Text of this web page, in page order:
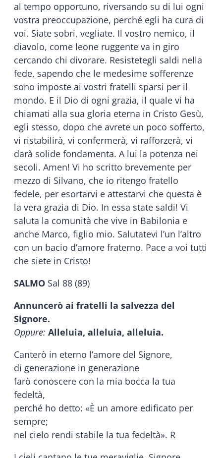
al tempo opportuno, riversando su di lui ogni
vostra preoccupazione, perché egli ha cura di
voi. Siate sobri, vegliate. Il vostro nemico, il
diavolo, come leone ruggente va in giro
cercando chi divorare. Resistetegli saldi nella
fede, sapendo che le medesime sofferenze
sono imposte ai vostri fratelli sparsi per il
mondo. E il Dio di ogni grazia, il quale vi ha
chiamati alla sua gloria eterna in Cristo Gesù,
egli stesso, dopo che avrete un poco sofferto,
vi ristabilirà, vi confermerà, vi rafforzerà, vi
darà solide fondamenta. A lui la potenza nei
secoli. Amen! Vi ho scritto brevemente per
mezzo di Silvano, che io ritengo fratello
fedele, per esortarvi e attestarvi che questa è
la vera grazia di Dio. In essa state saldi! Vi
saluta la comunità che vive in Babilonia e
anche Marco, figlio mio. Salutatevi l’un l’altro
con un bacio d’amore fraterno. Pace a voi tutti
che siete in Cristo!
SALMO Sal 88 (89)
Annuncerò ai fratelli la salvezza del
Signore.
Oppure: Alleluia, alleluia, alleluia.
Canterò in eterno l’amore del Signore,
di generazione in generazione
farò conoscere con la mia bocca la tua
fedeltà,
perché ho detto: «È un amore edificato per
sempre;
nel cielo rendi stabile la tua fedeltà». R